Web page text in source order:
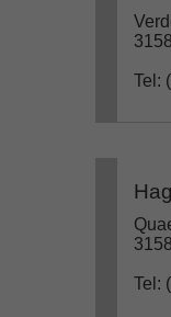
Tel:
Tel: